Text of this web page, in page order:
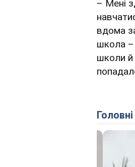
– Мені
вдома
школа –
школи й